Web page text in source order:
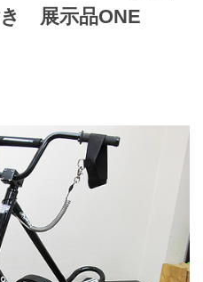
展示品ONE